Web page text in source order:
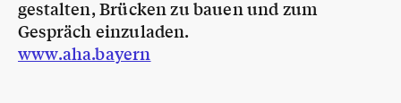
gestalten, Brücken zu bauen und zum
Gespräch einzuladen.
www.aha.bayern